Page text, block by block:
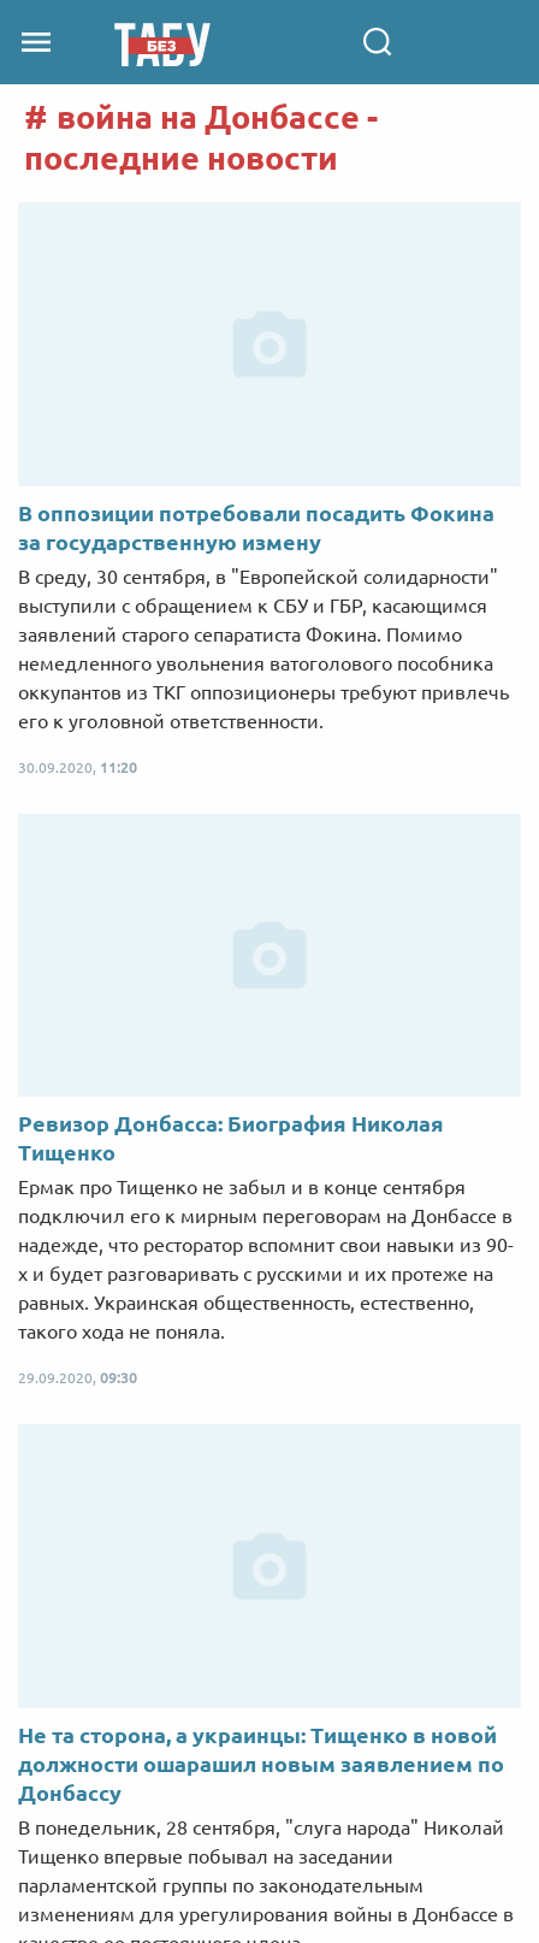
война на Донбассе -
последние новости
В оппозиции потребовали посадить Фокина
за государственную измену
В среду, 30 сентября, в "Европейской солидарности"
выступили с обращением к СБУ и ГБР, касающимся
заявлений старого сепаратиста Фокина. Помимо
немедленного увольнения ватоголового пособника
оккупантов из ТКГ оппозиционеры требуют привлечь
его к уголовной ответственности.
30.09.2020, 11:20
Ревизор Донбасса: Биография Николая
Тищенко
Ермак про Тищенко не забыл и в конце сентября
подключил его к мирным переговорам на Донбассе в
надежде, что ресторатор вспомнит свои навыки из 90-
х и будет разговаривать с русскими и их протеже на
равных. Украинская общественность, естественно,
такого хода не поняла.
29.09.2020, 09:30
Не та сторона, а украинцы: Тищенко в новой
должности ошарашил новым заявлением по
Донбассу
В понедельник, 28 сентября, "слуга народа" Николай
Тищенко впервые побывал на заседании
парламентской группы по законодательным
изменениям для урегулирования войны в Донбассе в